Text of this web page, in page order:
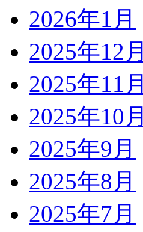
2026年1月
2025年12月
2025年11月
2025年10月
2025年9月
2025年8月
2025年7月